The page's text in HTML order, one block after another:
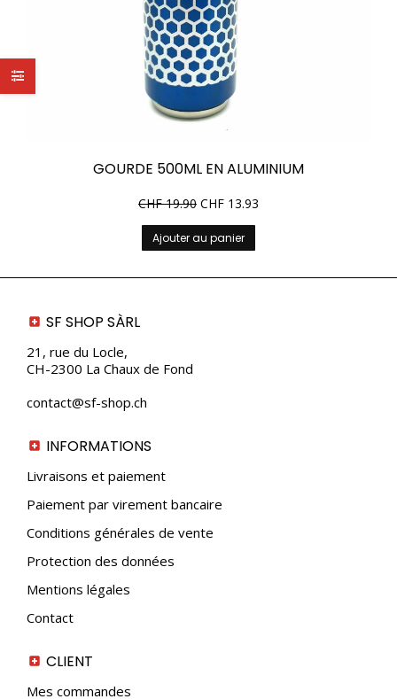
GOURDE 500ML EN ALUMINIUM
CHF19.90 CHF 13.93
Ajouter au panier
SF SHOP SÀRL
21, rue du Locle,
CH-2300 La Chaux de Fond
contact@sf-shop.ch
INFORMATIONS
Livraisons et paiement
Paiement par virement bancaire
Conditions générales de vente
Protection des données
Mentions légales
Contact
CLIENT
Mes commandes